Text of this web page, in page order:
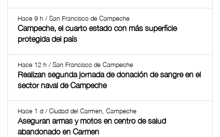
Hace 9 h / San Francisco de Campeche
Campeche, el cuarto estado con más superficie
protegida del país
Hace 12 h / San Francisco de Campeche
Realizan segunda jornada de donación de sangre en el
sector naval de Campeche
Hace 1 d / Ciudad del Carmen, Campeche
Aseguran armas y motos en centro de salud
abandonado en Carmen